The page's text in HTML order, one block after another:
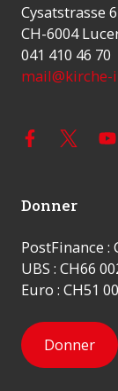
Cysatstrasse 6
CH-6004
041 410 46 70
mail@kirche-
Donner
PostFinance :
UBS : CH66
Euro : CH51
Donner